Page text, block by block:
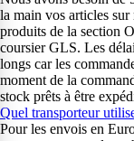
la main vos articles
produits de la section
coursier GLS. Les
longs car les
moment de la
stock prêts à être
Quel transporteur
Pour les envois en